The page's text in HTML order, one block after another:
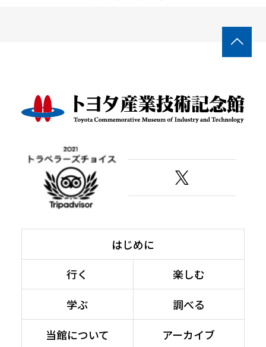

はじめに
行く
楽しむ
学ぶ
調べる
当館について
アーカイブ